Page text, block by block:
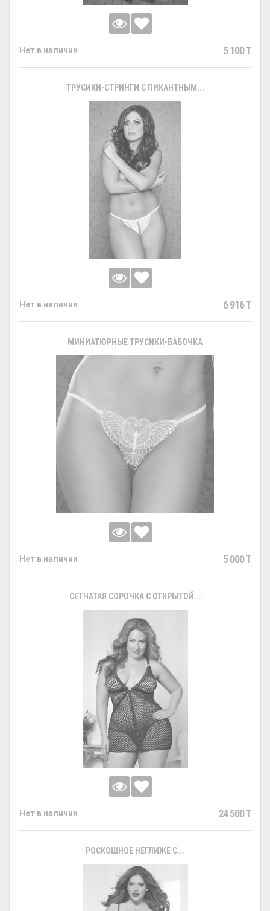
Нет в наличии 5 100 T
ТРУСИКИ-СТРИНГИ С ПИКАНТНЫМ...
Нет в наличии 6 916 T
МИНИАТЮРНЫЕ ТРУСИКИ-БАБОЧКА
Нет в наличии 5 000 T
СЕТЧАТАЯ СОРОЧКА С ОТКРЫТОЙ...
Нет в наличии 24 500 T
РОСКОШНОЕ НЕГЛИЖЕ С...